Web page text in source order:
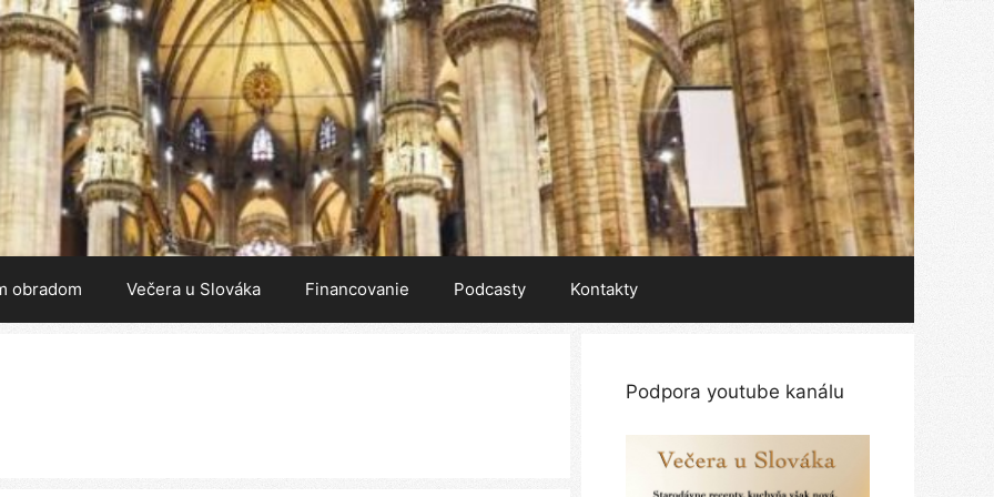
obradom Večera u Slováka Financovanie Podcasty Kontakty
Podpora youtube kanálu